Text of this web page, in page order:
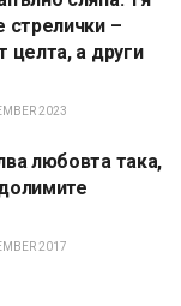
стрелички –
целта, а други
2023
любовта така,
2017